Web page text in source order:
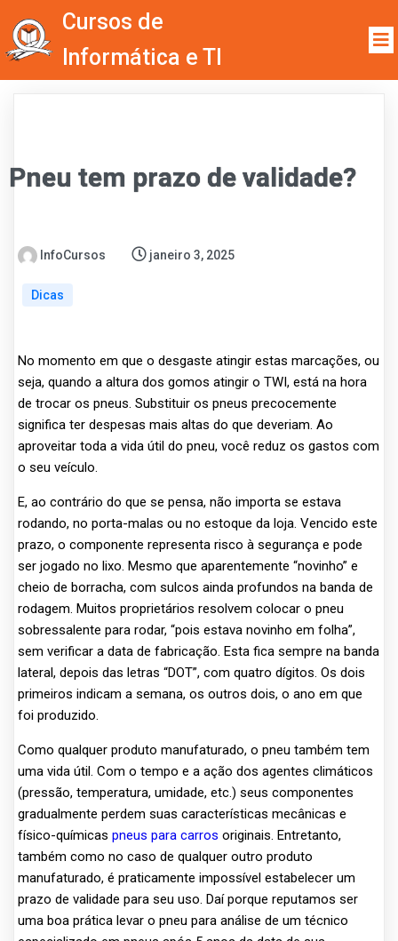
Cursos de
Informática e TI
Pneu tem prazo de validade?
InfoCursos janeiro 3, 2025
Dicas
No momento em que o desgaste atingir estas marcações, ou
seja, quando a altura dos gomos atingir o TWI, está na hora
de trocar os pneus. Substituir os pneus precocemente
significa ter despesas mais altas do que deveriam. Ao
aproveitar toda a vida útil do pneu, você reduz os gastos com
o seu veículo.
E, ao contrário do que se pensa, não importa se estava
rodando, no porta-malas ou no estoque da loja. Vencido este
prazo, o componente representa risco à segurança e pode
ser jogado no lixo. Mesmo que aparentemente “novinho” e
cheio de borracha, com sulcos ainda profundos na banda de
rodagem. Muitos proprietários resolvem colocar o pneu
sobressalente para rodar, “pois estava novinho em folha”,
sem verificar a data de fabricação. Esta fica sempre na banda
lateral, depois das letras “DOT”, com quatro dígitos. Os dois
primeiros indicam a semana, os outros dois, o ano em que
foi produzido.
Como qualquer produto manufaturado, o pneu também tem
uma vida útil. Com o tempo e a ação dos agentes climáticos
(pressão, temperatura, umidade, etc.) seus componentes
gradualmente perdem suas características mecânicas e
físico-químicas pneus para carros originais. Entretanto,
também como no caso de qualquer outro produto
manufaturado, é praticamente impossível estabelecer um
prazo de validade para seu uso. Daí porque reputamos ser
uma boa prática levar o pneu para análise de um técnico